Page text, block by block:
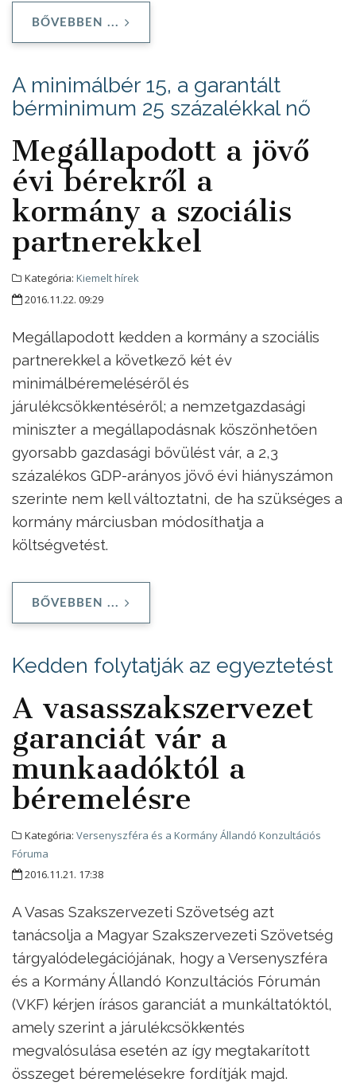
BŐVEBBEN ...
A minimálbér 15, a garantált
bérminimum 25 százalékkal nő
Megállapodott a jövő
évi bérekről a
kormány a szociális
partnerekkel
Kategória: Kiemelt hírek
2016.11.22. 09:29
Megállapodott kedden a kormány a szociális
partnerekkel a következő két év
minimálbéremeléséről és
járulékcsökkentéséről; a nemzetgazdasági
miniszter a megállapodásnak köszönhetően
gyorsabb gazdasági bővülést vár, a 2,3
százalékos GDP-arányos jövő évi hiányszámon
szerinte nem kell változtatni, de ha szükséges a
kormány márciusban módosíthatja a
költségvetést.
BŐVEBBEN ...
Kedden folytatják az egyeztetést
A vasasszakszervezet
garanciát vár a
munkaadóktól a
béremelésre
Kategória: Versenyszféra és a Kormány Állandó Konzultációs
Fóruma
2016.11.21. 17:38
A Vasas Szakszervezeti Szövetség azt
tanácsolja a Magyar Szakszervezeti Szövetség
tárgyalódelegációjának, hogy a Versenyszféra
és a Kormány Állandó Konzultációs Fórumán
(VKF) kérjen írásos garanciát a munkáltatóktól,
amely szerint a járulékcsökkentés
megvalósulása esetén az így megtakarított
összeget béremelésekre fordítják majd.